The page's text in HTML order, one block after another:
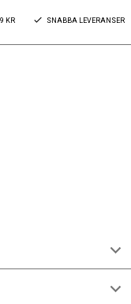
KR SNABBA LEVERANSER